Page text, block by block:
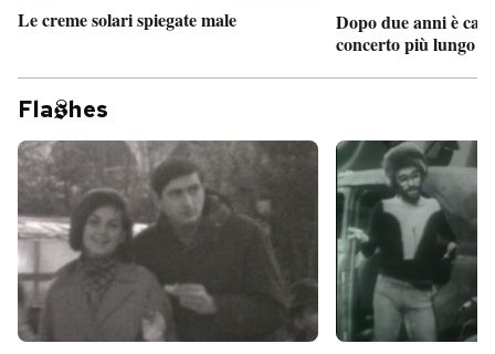
Le creme solari spiegate male
Dopo due anni è
concerto più lungo
Fla hes